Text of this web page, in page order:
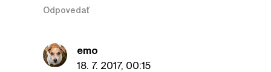
Odpovedať
emo
18. 7. 2017, 00:15